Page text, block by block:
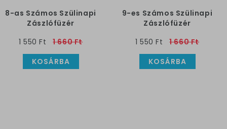
8-as Számos Szülinapi
Zászlófüzér
1 550 Ft
1 660 Ft
KOSÁRBA
9-es Számos Szülinapi
Zászlófüzér
1 550 Ft
1 660 Ft
KOSÁRBA